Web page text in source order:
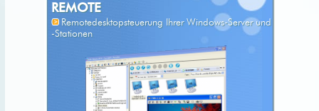
REMOTE
Remotedesktopsteuerung Ihrer Windows-Server und
-Stationen